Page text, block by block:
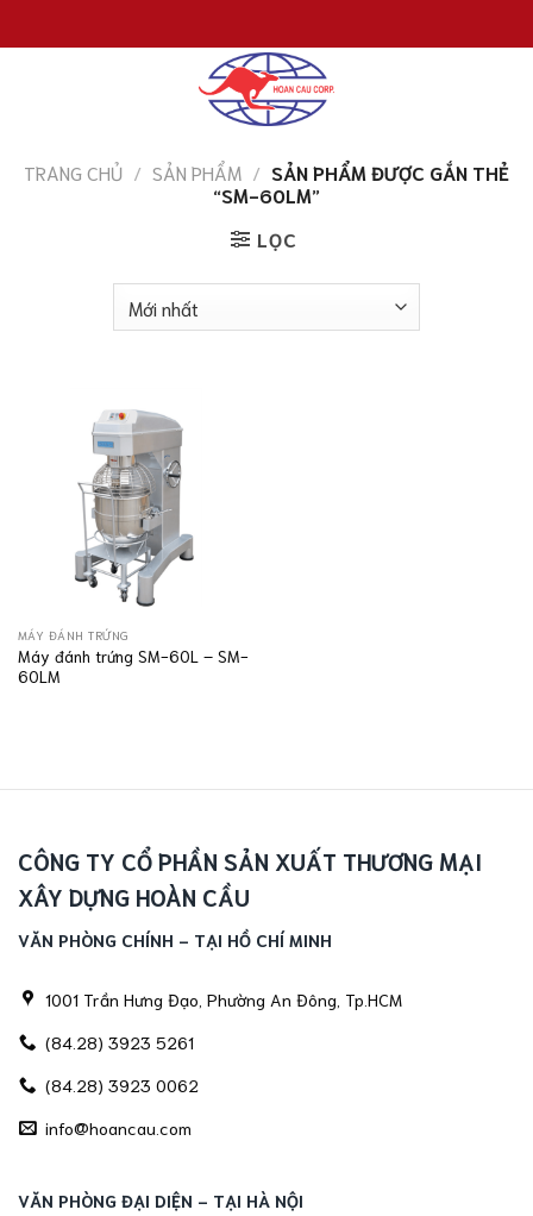
đến
TRANG CHỦ / SẢN PHẨM / SẢN PHẨM ĐƯỢC GẮN THẺ
“SM-60LM”
LỌC
MÁY ĐÁNH TRỨNG
Máy đánh trứng SM-60L – SM-
60LM
CÔNG TY CỔ PHẦN SẢN XUẤT THƯƠNG MẠI
XÂY DỰNG HOÀN CẦU
VĂN PHÒNG CHÍNH - TẠI HỒ CHÍ MINH
1001 Trần Hưng Đạo, Phường An Đông, Tp.HCM
(84.28) 3923 5261
(84.28) 3923 0062
info@hoancau.com
VĂN PHÒNG ĐẠI DIỆN - TẠI HÀ NỘI